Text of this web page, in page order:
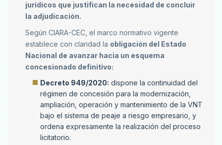
jurídicos que justifican la necesidad de concluir
la adjudicación.
Según CIARA-CEC, el marco normativo vigente
establece con claridad la obligación del Estado
Nacional de avanzar hacia un esquema
concesionado definitivo:
Decreto 949/2020: dispone la continuidad del
régimen de concesión para la modernización,
ampliación, operación y mantenimiento de la VNT
bajo el sistema de peaje a riesgo empresario, y
ordena expresamente la realización del proceso
licitatorio.